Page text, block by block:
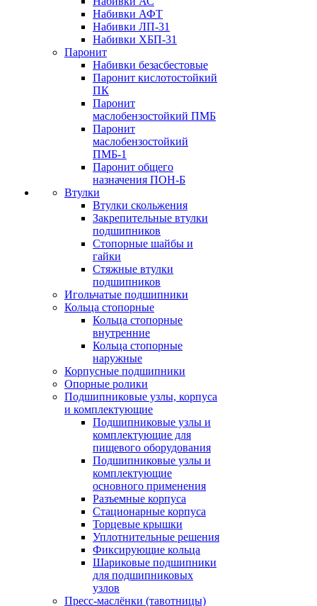
Набивки АФТ
Набивки ЛП-31
Набивки ХБП-31
Паронит
Набивки безасбестовые
Паронит кислотостойкий
ПК
Паронит
маслобензостойкий ПМБ
Паронит
маслобензостойкий
ПМБ-1
Паронит общего
назначения ПОН-Б
Втулки
Втулки скольжения
Закрепительные втулки
подшипников
Стопорные шайбы и
гайки
Стяжные втулки
подшипников
Игольчатые подшипники
Кольца стопорные
Кольца стопорные
внутренние
Кольца стопорные
наружные
Корпусные подшипники
Опорные ролики
Подшипниковые узлы, корпуса
и комплектующие
Подшипниковые узлы и
комплектующие для
пищевого оборудования
Подшипниковые узлы и
комплектующие
основного применения
Разъемные корпуса
Стационарные корпуса
Торцевые крышки
Уплотнительные решения
Фиксирующие кольца
Шариковые подшипники
для подшипниковых
узлов
Пресс-маслёнки (тавотницы)